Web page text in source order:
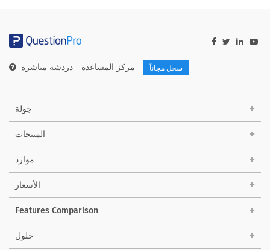
مركز المساعدة دردشة مباشرة سجل مجاناً
جولة
المنتجات
موارد
الأسعار
Features Comparison
حلول